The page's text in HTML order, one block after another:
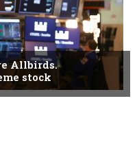
Allbirds.
stock